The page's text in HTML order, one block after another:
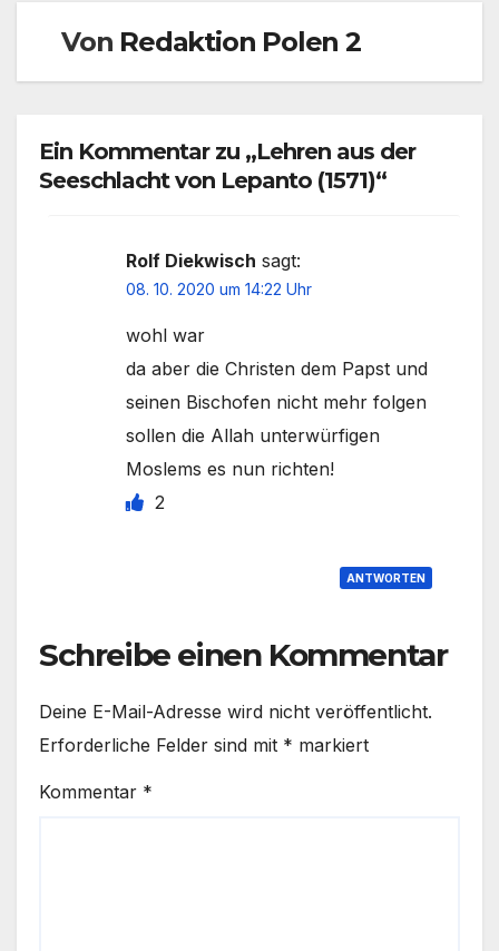
Von Redaktion Polen 2
Ein Kommentar zu „Lehren aus der
Seeschlacht von Lepanto (1571)“
Rolf Diekwisch sagt:
08. 10. 2020 um 14:22 Uhr
wohl war
da aber die Christen dem Papst und
seinen Bischofen nicht mehr folgen
sollen die Allah unterwürfigen
Moslems es nun richten!
2
ANTWORTEN
Schreibe einen Kommentar
Deine E-Mail-Adresse wird nicht veröffentlicht.
Erforderliche Felder sind mit * markiert
Kommentar *